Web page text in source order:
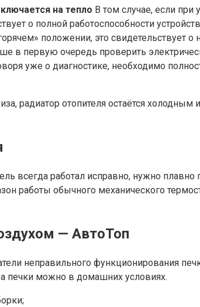
на тепло В том случае, если при
о полной работоспособности
положении, это свидетельствует
в первую очередь проверить
уже о диагностике, необходимо
радиатор отопителя остаётся
всегда работал исправно, нужно
работы обычного механического
— АвтоТоп
неправильного функционирования
печки можно в домашних условиях.